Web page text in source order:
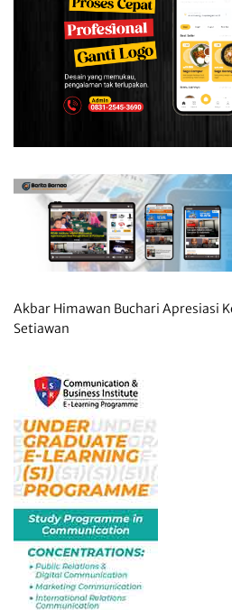
Akbar Himawan Buchari Apresiasi
Setiawan